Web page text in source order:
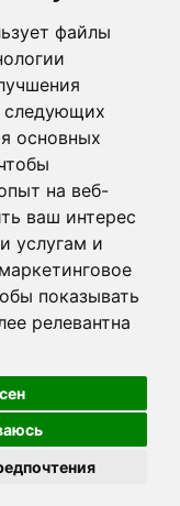
файлы
следующих
основных
на веб-
ваш интерес
услугам и
показывать
релевантна